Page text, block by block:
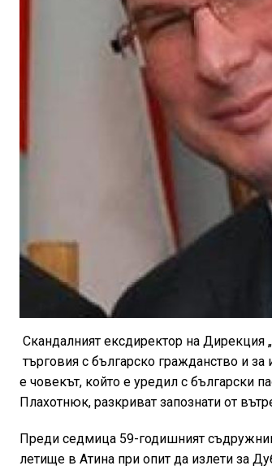
Скандалният ексдиректор на Дирекция
търговия с българско гражданство и
е човекът, който е уредил с български
Плахотнюк, разкриват запознати от
Преди седмица 59-годишният
летище в Атина при опит да излети за